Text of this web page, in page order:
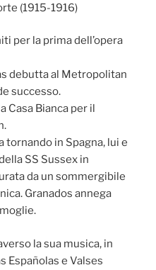
(1915-1916)
per la prima dell’opera
debutta al Metropolitan
successo.
Casa Bianca per il
tornando in Spagna, lui e
SS Sussex in
da un sommergibile
Granados annega
la sua musica, in
Españolas e Valses